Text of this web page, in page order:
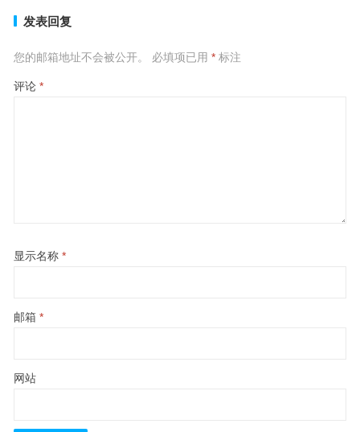
发表回复
您的邮箱地址不会被公开。 必填项已用 *标注
评论 *
显示名称 *
邮箱 *
网站